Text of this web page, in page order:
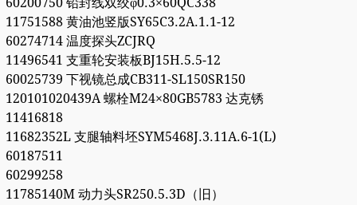
11751588 黄油池竖版SY65C3.2A.1.1-12
60274714 温度探头ZCJRQ
11496541 支重轮安装板BJ15H.5.5-12
60025739 下视镜总成CB311-SL150SR150
120101020439A 螺栓M24×80GB5783 达克锈
11416818
11682352L 支腿轴料坯SYM5468J.3.11A.6-1(L)
60187511
60299258
11785140M 动力头SR250.5.3D（旧）